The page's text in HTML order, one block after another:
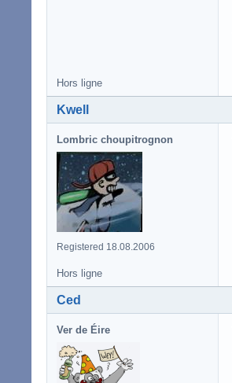
Hors ligne
Kwell
Lombric choupitrognon
Registered 18.08.2006
Hors ligne
Ced
Ver de Éire